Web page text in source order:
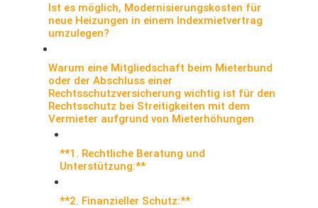
Ist es möglich, Modernisierungskosten für
neue Heizungen in einem Indexmietvertrag
umzulegen?
Warum eine Mitgliedschaft beim Mieterbund
oder der Abschluss einer
Rechtsschutzversicherung wichtig ist für den
Rechtsschutz bei Streitigkeiten mit dem
Vermieter aufgrund von Mieterhöhungen
**1. Rechtliche Beratung und
Unterstützung:**
**2. Finanzieller Schutz:**